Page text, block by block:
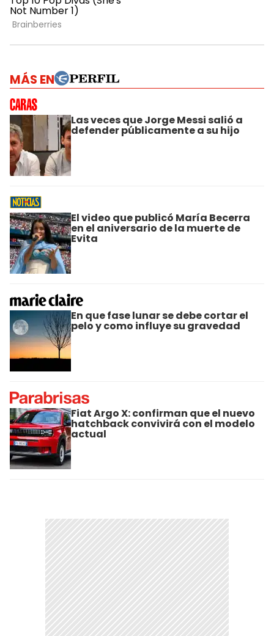
MÁS EN
Las veces que Jorge Messi salió a
defender públicamente a su hijo
El video que publicó María Becerra
en el aniversario de la muerte de
Evita
En que fase lunar se debe cortar el
pelo y como influye su gravedad
Fiat Argo X: confirman que el nuevo
hatchback convivirá con el modelo
actual